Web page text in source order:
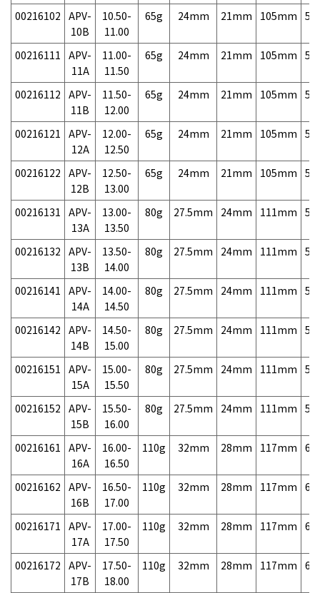
00216102 APV-
10B
10.50-
11.00
65g 24mm 21mm 105mm
00216111 APV-
11A
11.00-
11.50
65g 24mm 21mm 105mm
00216112 APV-
11B
11.50-
12.00
65g 24mm 21mm 105mm
00216121 APV-
12A
12.00-
12.50
65g 24mm 21mm 105mm
00216122 APV-
12B
12.50-
13.00
65g 24mm 21mm 105mm
00216131 APV-
13A
13.00-
13.50
80g 27.5mm 24mm 111mm
00216132 APV-
13B
13.50-
14.00
80g 27.5mm 24mm 111mm
00216141 APV-
14A
14.00-
14.50
80g 27.5mm 24mm 111mm
00216142 APV-
14B
14.50-
15.00
80g 27.5mm 24mm 111mm
00216151 APV-
15A
15.00-
15.50
80g 27.5mm 24mm 111mm
00216152 APV-
15B
15.50-
16.00
80g 27.5mm 24mm 111mm
00216161 APV-
16A
16.00-
16.50
110g 32mm 28mm 117mm
00216162 APV-
16B
16.50-
17.00
110g 32mm 28mm 117mm
00216171 APV-
17A
17.00-
17.50
110g 32mm 28mm 117mm
00216172 APV-
17B
17.50-
18.00
110g 32mm 28mm 117mm